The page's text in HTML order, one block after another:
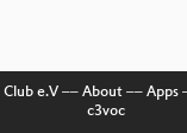
e.V–– About–– Apps
c3voc